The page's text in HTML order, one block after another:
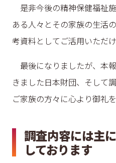
是非今後の精神保健福祉
ある人々とその家族の生活
考資料としてご活用いただけ
最後になりましたが、本
きました日本財団、そして
ご家族の方々に心より御礼
調査内容には主
しております